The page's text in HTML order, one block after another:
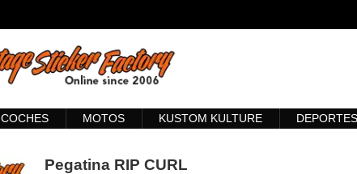
COCHES MOTOS KUSTOM KULTURE DEPORTES
Pegatina RIP CURL